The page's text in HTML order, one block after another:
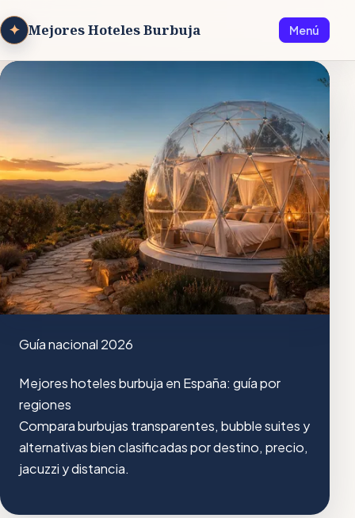
✦ Mejores Hoteles Burbuja Menú
Guía nacional 2026
Mejores hoteles burbuja en España: guía por
regiones
Compara burbujas transparentes, bubble suites y
alternativas bien clasificadas por destino, precio,
jacuzzi y distancia.